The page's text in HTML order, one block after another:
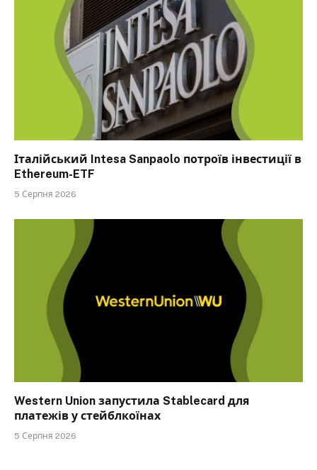
Італійський Intesa Sanpaolo потроїв інвестиції в
Ethereum-ETF
5 Серпня 2026
Western Union запустила Stablecard для
платежів у стейблкоїнах
5 Серпня 2026